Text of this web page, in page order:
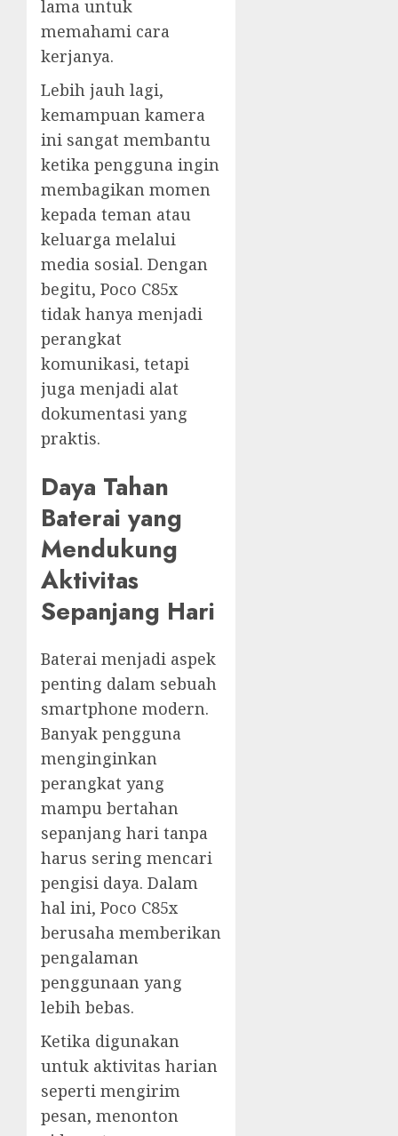
lama untuk
memahami cara
kerjanya.
Lebih jauh lagi,
kemampuan kamera
ini sangat membantu
ketika pengguna ingin
membagikan momen
kepada teman atau
keluarga melalui
media sosial. Dengan
begitu, Poco C85x
tidak hanya menjadi
perangkat
komunikasi, tetapi
juga menjadi alat
dokumentasi yang
praktis.
Daya Tahan
Baterai yang
Mendukung
Aktivitas
Sepanjang Hari
Baterai menjadi aspek
penting dalam sebuah
smartphone modern.
Banyak pengguna
menginginkan
perangkat yang
mampu bertahan
sepanjang hari tanpa
harus sering mencari
pengisi daya. Dalam
hal ini, Poco C85x
berusaha memberikan
pengalaman
penggunaan yang
lebih bebas.
Ketika digunakan
untuk aktivitas harian
seperti mengirim
pesan, menonton